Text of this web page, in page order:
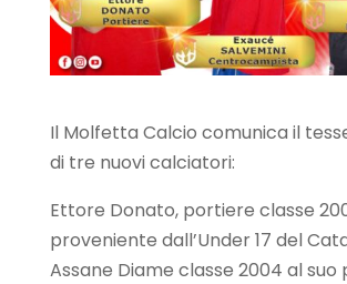
Il Molfetta Calcio comunica il
di tre nuovi calciatori:
Ettore Donato, portiere classe
proveniente dall’Under 17 del
Assane Diame classe 2004 al suo